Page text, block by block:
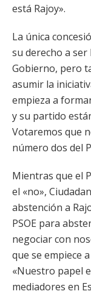
está Rajoy».
La única
su derecho a
Gobierno, pero
asumir la
empieza a
y su partido
Votaremos que
número dos del
Mientras que el
el «no»,
abstención a
PSOE para
negociar con
que se empiece
«Nuestro papel
mediadores en